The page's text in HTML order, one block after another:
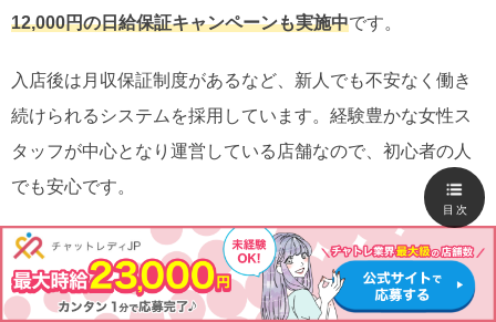
12,000円の日給保証キャンペーンも実施中です。
入店後は月収保証制度があるなど、新人でも不安なく働き
続けられるシステムを採用しています。経験豊かな女性ス
タッフが中心となり運営している店舗なので、初心者の人
でも安心です。
東京ライブイン溝口店の求人情報
運営会社 株式会社WORKPLUS
目次